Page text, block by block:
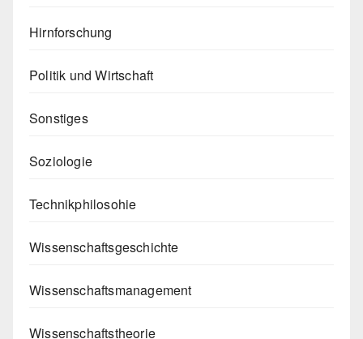
Hirnforschung
Politik und Wirtschaft
Sonstiges
Soziologie
Technikphilosohie
Wissenschaftsgeschichte
Wissenschaftsmanagement
Wissenschaftstheorie